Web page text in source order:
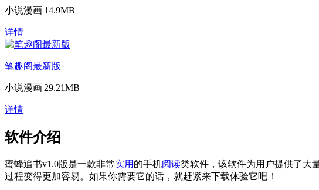
小说漫画|14.9MB
详情
笔趣阁最新版
小说漫画|29.21MB
详情
软件介绍
蜜蜂追书v1.0版是一款非常实用 的手机阅读类软件，该软件为用户提供了大
过程变得更加容易。如果你需要它的话，就赶紧来下载体验它吧！